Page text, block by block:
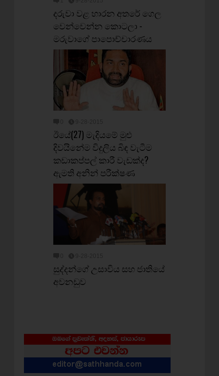
දරුවා වළ හාරන අතරේ ගෙල
වෙන්වෙන්න ‍කොටලා -
මරුවාගේ පාපොච්චාරණය
ඊයේ(27) මැදියමේ මුළු
දිවයිනේම විදුලිය බිඳ වැටීම
කඩාකප්පල් කාරී වැඩක්ද?
ඇමති අනින් පරීක්ෂණ
සුද්දන්ගේ උසාවිය සහ ජාතියේ
අවනඩුව